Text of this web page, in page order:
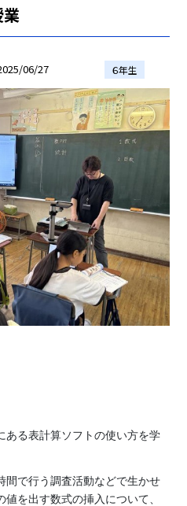
業
06/27 ６年生
ある表計算ソフトの使い方を学
間で行う調査活動などで生かせ
を出す数式の挿入について、